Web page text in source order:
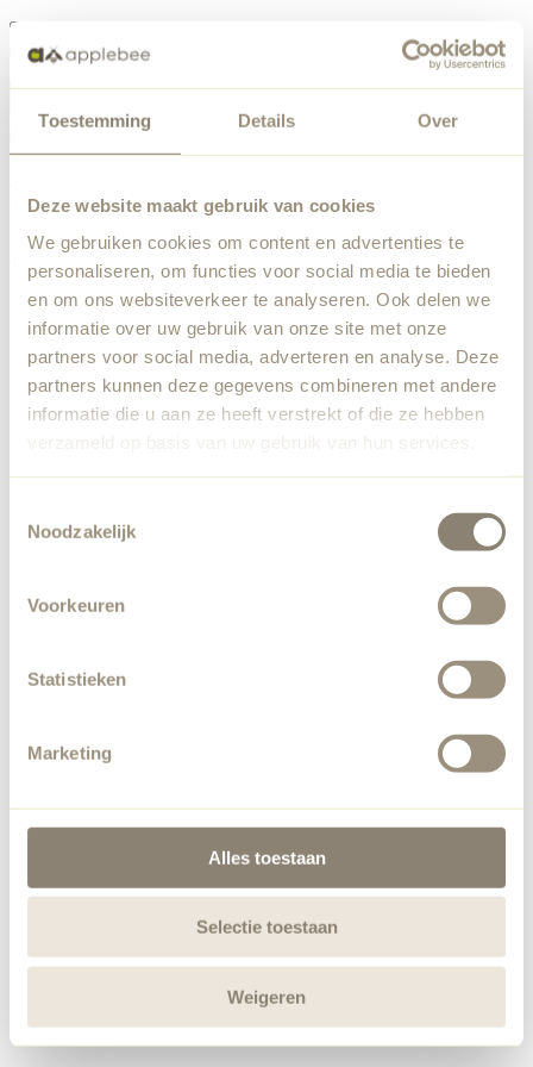
Toestemming Details Over
Deze website maakt gebruik van cookies
We gebruiken cookies om content en advertenties te
personaliseren, om functies voor social media te bieden
en om ons websiteverkeer te analyseren. Ook delen we
informatie over uw gebruik van onze site met onze
partners voor social media, adverteren en analyse. Deze
partners kunnen deze gegevens combineren met andere
informatie die u aan ze heeft verstrekt of die ze hebben
verzameld op basis van uw gebruik van hun services.
Noodzakelijk
Voorkeuren
Statistieken
Marketing
Alles toestaan
Selectie toestaan
Weigeren
Etwas ist schiefgelaufen
Team wurde benachrichtigt.
Zurück zur Startseite